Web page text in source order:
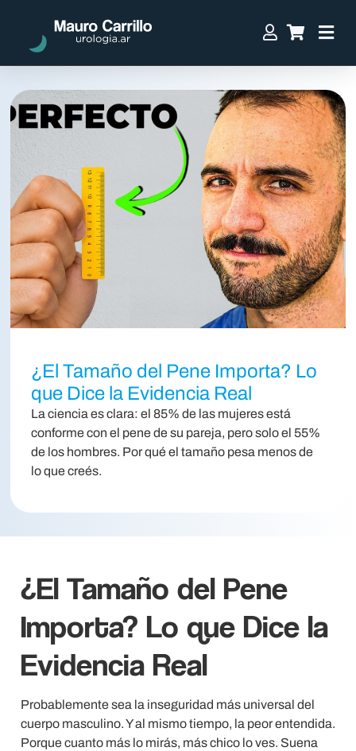
¿El Tamaño del Pene Importa? Lo
que Dice la Evidencia Real
La ciencia es clara: el 85% de las mujeres está
conforme con el pene de su pareja, pero solo el 55%
de los hombres. Por qué el tamaño pesa menos de
lo que creés.
¿El Tamaño del Pene
Importa? Lo que Dice la
Evidencia Real
Probablemente sea la inseguridad más universal del
cuerpo masculino. Y al mismo tiempo, la peor entendida.
Porque cuanto más lo mirás, más chico lo ves. Suena